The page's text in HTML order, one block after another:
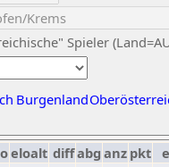
Spieler
Burgenland
eloalt diffabg anz pkt